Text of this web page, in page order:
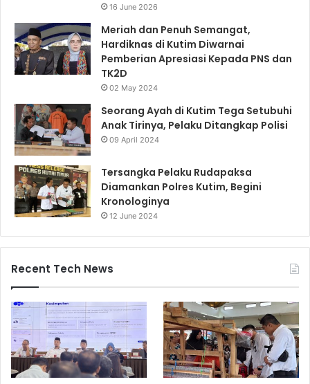
16 June 2026
Meriah dan Penuh Semangat,
Hardiknas di Kutim Diwarnai
Pemberian Apresiasi Kepada PNS dan
TK2D
02 May 2024
Seorang Ayah di Kutim Tega Setubuhi
Anak Tirinya, Pelaku Ditangkap Polisi
09 April 2024
Tersangka Pelaku Rudapaksa
Diamankan Polres Kutim, Begini
Kronologinya
12 June 2024
Recent Tech News